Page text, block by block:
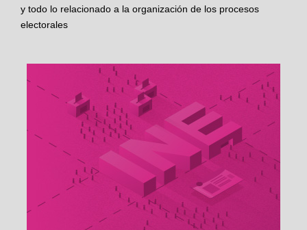
y todo lo relacionado a la organización de los procesos
electorales